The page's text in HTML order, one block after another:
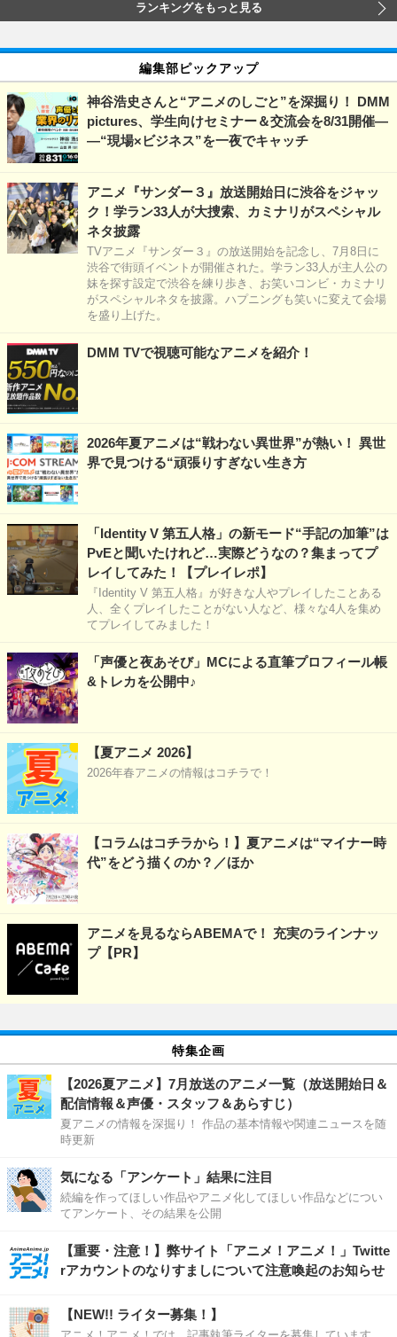
ランキングをもっと見る
編集部ピックアップ
神谷浩史さんと“アニメのしごと”を深掘り！ DMM
pictures、学生向けセミナー＆交流会を8/31開催―
―“現場×ビジネス”を一夜でキャッチ
アニメ『サンダー３』放送開始日に渋谷をジャッ
ク！学ラン33人が大捜索、カミナリがスペシャル
ネタ披露
TVアニメ『サンダー３』の放送開始を記念し、7月8日に
渋谷で街頭イベントが開催された。学ラン33人が主人公の
妹を探す設定で渋谷を練り歩き、お笑いコンビ・カミナリ
がスペシャルネタを披露。ハプニングも笑いに変えて会場
を盛り上げた。
DMM TVで視聴可能なアニメを紹介！
2026年夏アニメは“戦わない異世界”が熱い！ 異世
界で見つける“頑張りすぎない生き方
「Identity V 第五人格」の新モード“手記の加筆”は
PvEと聞いたけれど…実際どうなの？集まってプ
レイしてみた！【プレイレポ】
『Identity V 第五人格』が好きな人やプレイしたことある
人、全くプレイしたことがない人など、様々な4人を集め
てプレイしてみました！
「声優と夜あそび」MCによる直筆プロフィール帳
&トレカを公開中♪
【夏アニメ 2026】
2026年春アニメの情報はコチラで！
【コラムはコチラから！】夏アニメは“マイナー時
代”をどう描くのか？／ほか
アニメを見るならABEMAで！ 充実のラインナッ
プ【PR】
特集企画
【2026夏アニメ】7月放送のアニメ一覧（放送開始日＆
配信情報＆声優・スタッフ＆あらすじ）
夏アニメの情報を深掘り！ 作品の基本情報や関連ニュースを随
時更新
気になる「アンケート」結果に注目
続編を作ってほしい作品やアニメ化してほしい作品などについ
てアンケート、その結果を公開
【重要・注意！】弊サイト「アニメ！アニメ！」Twitte
rアカウントのなりすましについて注意喚起のお知らせ
【NEW!! ライター募集！】